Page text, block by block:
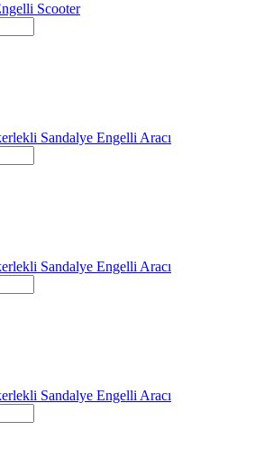
Scooter
Sandalye Engelli Aracı
Sandalye Engelli Aracı
Sandalye Engelli Aracı